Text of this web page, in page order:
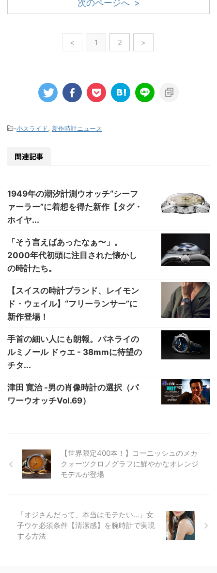
次のページへ >
< 1 2 >
-小スライド 新作時計ニュース
関連記事
1949年の潮汐計測ウオッチ“シーフ
ァーラー”に着想を得た新作【タグ・
ホイヤ...
「そう言えばあったなぁ〜」。
2000年代初頭に注目された懐かし
の時計たち。
【スイスの時計ブランド、レイモン
ド・ウェイル】“フリーランサー”に
新作登場！
手首の細い人にも朗報。パネライの
ルミノール ドゥエ - 38mmに待望の
チタ...
津田 寛治 -男の肖像時計の選択（パ
ワーウオッチVol.69）
【世界限定400本！】コーニッシュのメカ
クォーツクロノグラフに鮮やかなオレンジ
モデルが登場
「オジさんだって、本当はモテたい…」女
子ウケ必須条件【清潔感】を腕時計で実現
する方法